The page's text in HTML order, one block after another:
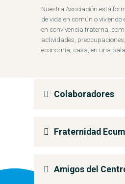
Nuestra Asociación está
de vida en común o
en convivencia fraterna,
actividades,
economía, casa, en una
Colaboradores
Fraternidad
Amigos del